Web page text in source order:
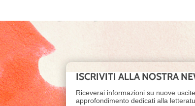
ISCRIVITI ALLA NOSTRA
Riceverai informazioni su nuove
approfondimento dedicati alla